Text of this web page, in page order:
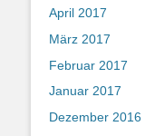
April 2017
März 2017
Februar 2017
Januar 2017
Dezember 2016